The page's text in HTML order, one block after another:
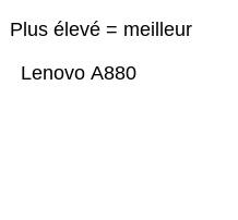
Plus élevé = meilleur
Lenovo A880